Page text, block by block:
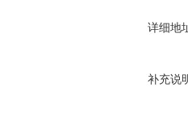
详细地
补充说